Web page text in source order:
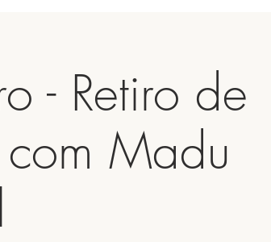
- Retiro de
Madu